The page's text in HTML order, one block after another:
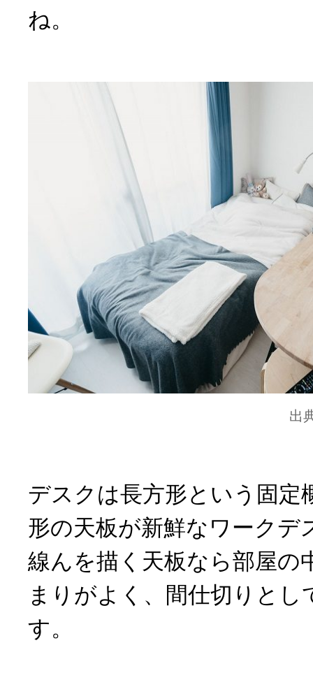
ね。
出
デスクは長方形という固定
形の天板が新鮮なワークデ
線んを描く天板なら部屋の
まりがよく、間仕切りとし
す。